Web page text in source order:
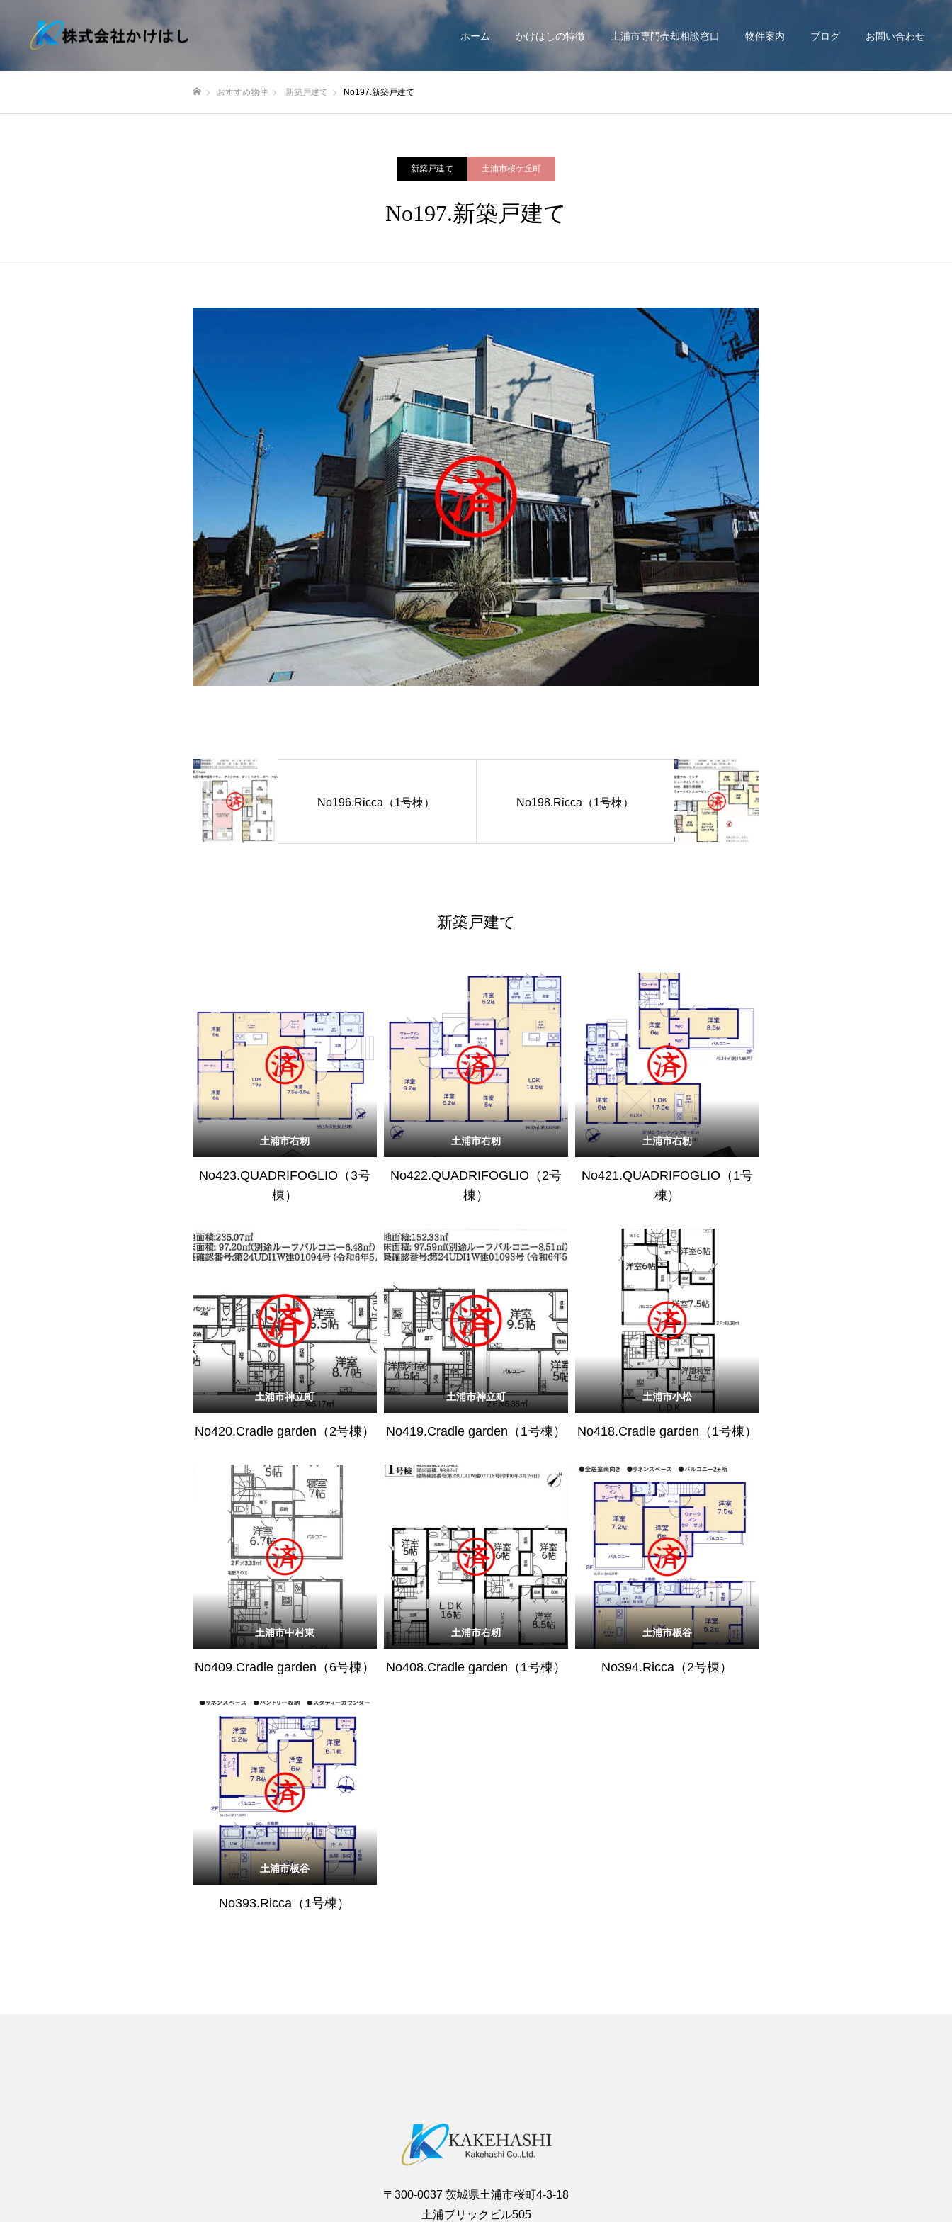
ホーム かけはしの特徴 土浦市専門売却相談窓口 物件案内 ブログ お問い合わせ
おすすめ物件 新築戸建て No197.新築戸建て
新築戸建て 土浦市桜ケ丘町
No197.新築戸建て
No196.Ricca（1号棟） No198.Ricca（1号棟）
新築戸建て
土浦市右籾
No423.QUADRIFOGLIO（3号
棟）
土浦市右籾
No422.QUADRIFOGLIO（2号
棟）
土浦市右籾
No421.QUADRIFOGLIO（1号
棟）
土浦市神立町
No420.Cradle garden（2号棟）
土浦市神立町
No419.Cradle garden（1号棟）
土浦市小松
No418.Cradle garden（1号棟）
土浦市中村東
No409.Cradle garden（6号棟）
土浦市右籾
No408.Cradle garden（1号棟）
土浦市板谷
No394.Ricca（2号棟）
土浦市板谷
No393.Ricca（1号棟）
〒300-0037 茨城県土浦市桜町4-3-18
土浦ブリックビル505